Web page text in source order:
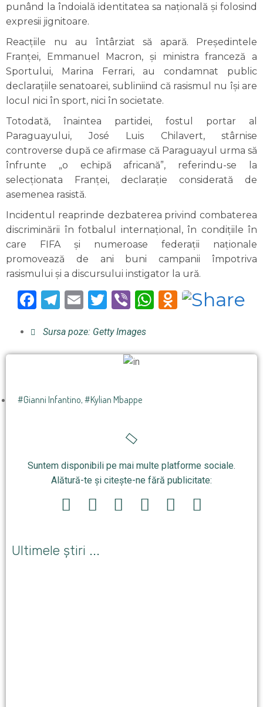
punând la îndoială identitatea sa națională și folosind
expresii jignitoare.
Reacțiile nu au întârziat să apară. Președintele
Franței, Emmanuel Macron, și ministra franceză a
Sportului, Marina Ferrari, au condamnat public
declarațiile senatoarei, subliniind că rasismul nu își are
locul nici în sport, nici în societate.
Totodată, înaintea partidei, fostul portar al
Paraguayului, José Luis Chilavert, stârnise
controverse după ce afirmase că Paraguayul urma să
înfrunte „o echipă africană”, referindu-se la
selecționata Franței, declarație considerată de
asemenea rasistă.
Incidentul reaprinde dezbaterea privind combaterea
discriminării în fotbalul internațional, în condițiile în
care FIFA și numeroase federații naționale
promovează de ani buni campanii împotriva
rasismului și a discursului instigator la ură.
Facebook
Telegram
EmailTwitter
ViberWhatsApp
Sursa poze: Getty Images
#Gianni Infantino, #Kylian Mbappe
Suntem disponibili pe mai multe platforme sociale.
Alătură-te și citește-ne fără publicitate:
Ultimele știri ...